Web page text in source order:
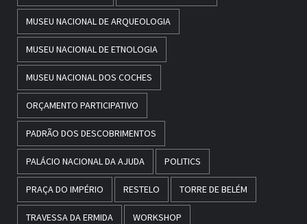
MUSEU NACIONAL DE ARQUEOLOGIA
MUSEU NACIONAL DE ETNOLOGIA
MUSEU NACIONAL DOS COCHES
ORÇAMENTO PARTICIPATIVO
PADRÃO DOS DESCOBRIMENTOS
PALÁCIO NACIONAL DA AJUDA POLITICS
PRAÇA DO IMPÉRIO RESTELO TORRE DE BELÉM
TRAVESSA DA ERMIDA WORKSHOP